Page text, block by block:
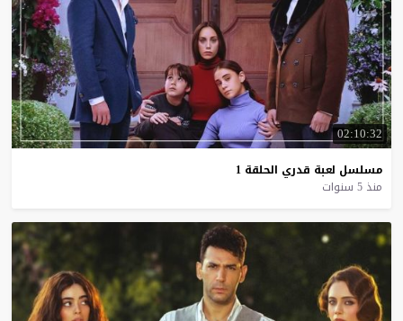
02:10:32
مسلسل لعبة قدري الحلقة 1
منذ 5 سنوات